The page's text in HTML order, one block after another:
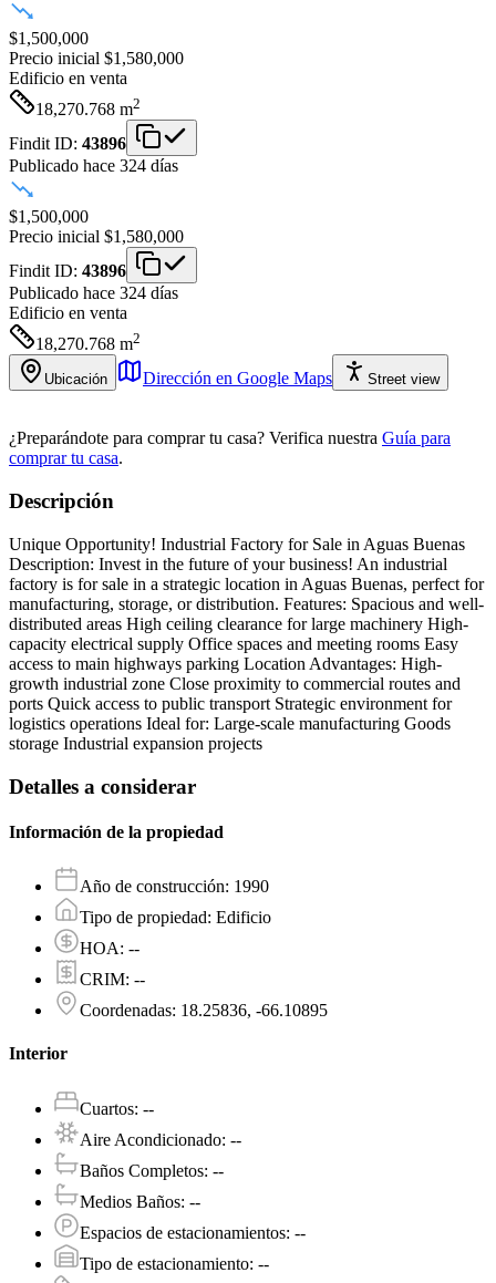
$1,500,000
Precio inicial $1,580,000
Edificio en venta
18,270.768 m2
Findit ID: 43896
Publicado hace 324 días
$1,500,000
Precio inicial $1,580,000
Findit ID: 43896
Publicado hace 324 días
Edificio en venta
18,270.768 m2
Ubicación Dirección en Google Maps Street view
¿Preparándote para comprar tu casa? Verifica nuestra Guía para
comprar tu casa.
Descripción
Unique Opportunity! Industrial Factory for Sale in Aguas Buenas
Description: Invest in the future of your business! An industrial
factory is for sale in a strategic location in Aguas Buenas, perfect for
manufacturing, storage, or distribution. Features: Spacious and well-
distributed areas High ceiling clearance for large machinery High-
capacity electrical supply Office spaces and meeting rooms Easy
access to main highways parking Location Advantages: High-
growth industrial zone Close proximity to commercial routes and
ports Quick access to public transport Strategic environment for
logistics operations Ideal for: Large-scale manufacturing Goods
storage Industrial expansion projects
Detalles a considerar
Información de la propiedad
Año de construcción: 1990
Tipo de propiedad: Edificio
HOA: --
CRIM: --
Coordenadas: 18.25836, -66.10895
Interior
Cuartos: --
Aire Acondicionado: --
Baños Completos: --
Medios Baños: --
Espacios de estacionamientos: --
Tipo de estacionamiento: --